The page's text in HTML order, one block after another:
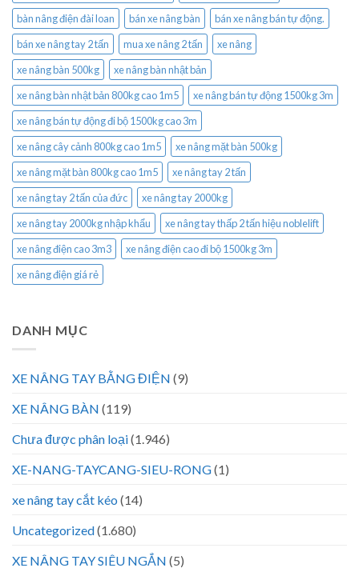
bàn nâng điện đài loan
bán xe nâng bàn
bán xe nâng bán tự động.
bán xe nâng tay 2 tấn
mua xe nâng 2 tấn
xe nâng
xe nâng bàn 500kg
xe nâng bàn nhật bản
xe nâng bàn nhật bản 800kg cao 1m5
xe nâng bán tự động 1500kg 3m
xe nâng bán tự động đi bộ 1500kg cao 3m
xe nâng cây cảnh 800kg cao 1m5
xe nâng mặt bàn 500kg
xe nâng mặt bàn 800kg cao 1m5
xe nâng tay 2 tấn
xe nâng tay 2 tấn của đức
xe nâng tay 2000kg
xe nâng tay 2000kg nhập khẩu
xe nâng tay thấp 2 tấn hiệu noblelift
xe nâng điện cao 3m3
xe nâng điện cao đi bộ 1500kg 3m
xe nâng điện giá rẻ
DANH MỤC
XE NÂNG TAY BẰNG ĐIỆN (9)
XE NÂNG BÀN (119)
Chưa được phân loại(1.946)
XE-NANG-TAYCANG-SIEU-RONG(1)
xe nâng tay cắt kéo (14)
Uncategorized(1.680)
XE NÂNG TAY SIÊU NGẮN (5)